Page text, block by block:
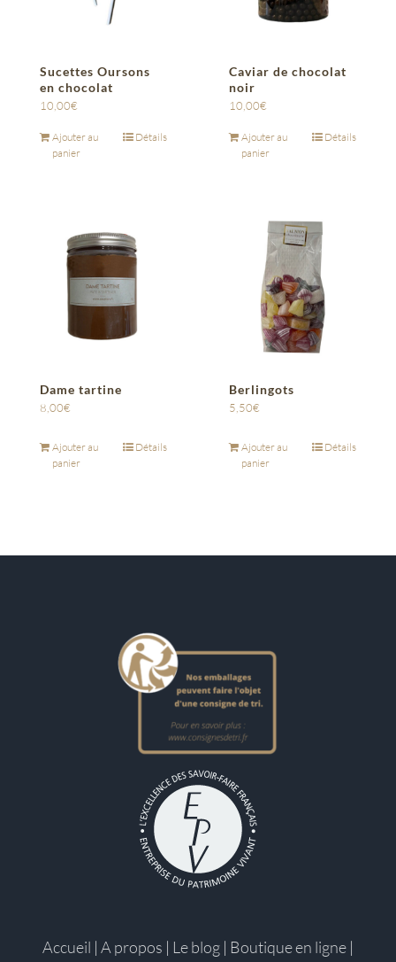
Sucettes Oursons
en chocolat
10,00€
Ajouter au
panier
Détails
Caviar de chocolat
noir
10,00€
Ajouter au
panier
Détails
Dame tartine
8,00€
Ajouter au
panier
Détails
Berlingots
5,50€
Ajouter au
panier
Détails
Accueil | A propos | Le blog | Boutique en ligne |